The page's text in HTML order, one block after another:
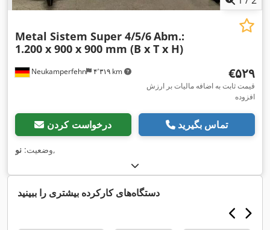
Neukamperfehn ۴٬۳۱۹ km
Metal Sistem Super 4/5/6Abm.:
1.200 x 900 x 900 mm (B x T x H)
‎€۵۲۹
قیمت ثابت به اضافه مالیات بر ارزش
افزوده
درخواست کردن تماس بگیرید
وضعیت: نو ,
دستگاه‌های کارکرده بیشتری را ببینید